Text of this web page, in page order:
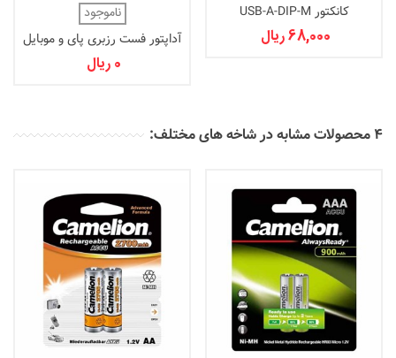
کانکتور USB-A-DIP-M
68,000 ریال
ناموجود
آداپتور فست رزبری پای و موبایل
0 ریال
4 محصولات مشابه در شاخه های مختلف: